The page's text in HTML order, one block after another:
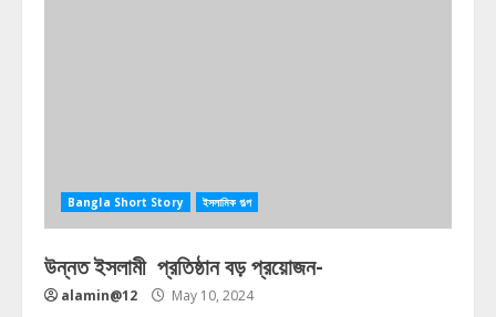
Bangla Short Story ইসলামিক গল্প
উন্নত ইসলামী প্রতিষ্ঠান বড় প্রয়োজন-
alamin@12 May 10, 2024